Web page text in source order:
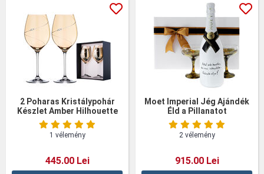
2 Poharas Kristálypohár
Készlet Amber Hilhouette
1 vélemény
445.00 Lei
Moet Imperial Jég Ajándék
Éld a Pillanatot
2 vélemény
915.00 Lei